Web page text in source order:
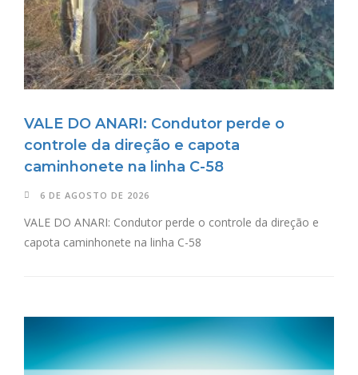
VALE DO ANARI: Condutor perde o
controle da direção e capota
caminhonete na linha C-58
6 DE AGOSTO DE 2026
VALE DO ANARI: Condutor perde o controle da direção e
capota caminhonete na linha C-58